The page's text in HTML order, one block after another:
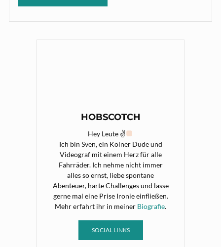
HOBSCOTCH
Hey Leute ✌
Ich bin Sven, ein Kölner Dude und
Videograf mit einem Herz für alle
Fahrräder. Ich nehme nicht immer
alles so ernst, liebe spontane
Abenteuer, harte Challenges und lasse
gerne mal eine Prise Ironie einfließen.
Mehr erfahrt ihr in meiner Biografie.
SOCIAL LINKS